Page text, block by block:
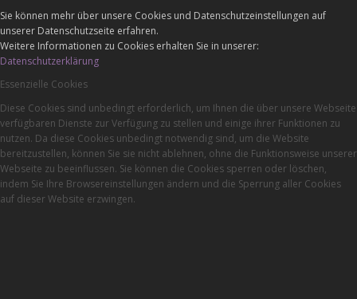
Sie können mehr über unsere Cookies und Datenschutzeinstellungen auf
unserer Datenschutzseite erfahren.
Weitere Informationen zu Cookies erhalten Sie in unserer:
Datenschutzerklärung
Essenzielle Cookies
Diese Cookies sind unbedingt erforderlich, um Ihnen die über unsere Webseite
verfügbaren Dienste zur Verfügung zu stellen und einige ihrer Funktionen zu
nutzen. Da diese Cookies unbedingt notwendig sind, um die Website
bereitzustellen, können Sie sie nicht ablehnen, ohne die Funktionsweise unserer
Webseite zu beeinflussen. Sie können die Cookies sperren oder löschen,
indem Sie Ihre Browsereinstellungen ändern und die Sperrung aller Cookies
auf dieser Website erzwingen.